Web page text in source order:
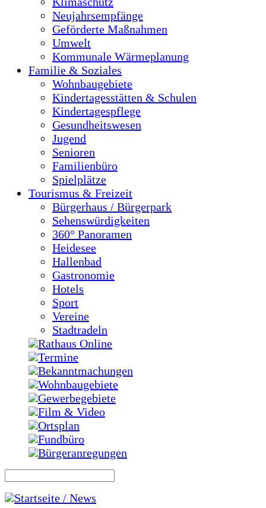
Neujahrsempfänge
Geförderte Maßnahmen
Umwelt
Kommunale Wärmeplanung
Familie & Soziales
Wohnbaugebiete
Kindertagesstätten & Schulen
Kindertagespflege
Gesundheitswesen
Jugend
Senioren
Familienbüro
Spielplätze
Tourismus & Freizeit
Bürgerhaus / Bürgerpark
Sehenswürdigkeiten
360° Panoramen
Heidesee
Hallenbad
Gastronomie
Hotels
Sport
Vereine
Stadtradeln
Rathaus Online
Termine
Bekanntmachungen
Wohnbaugebiete
Gewerbegebiete
Film & Video
Ortsplan
Fundbüro
Bürgeranregungen
Startseite / News